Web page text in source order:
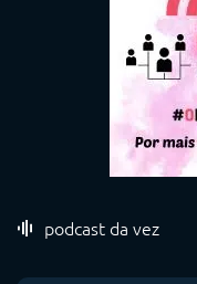
podcast da vez